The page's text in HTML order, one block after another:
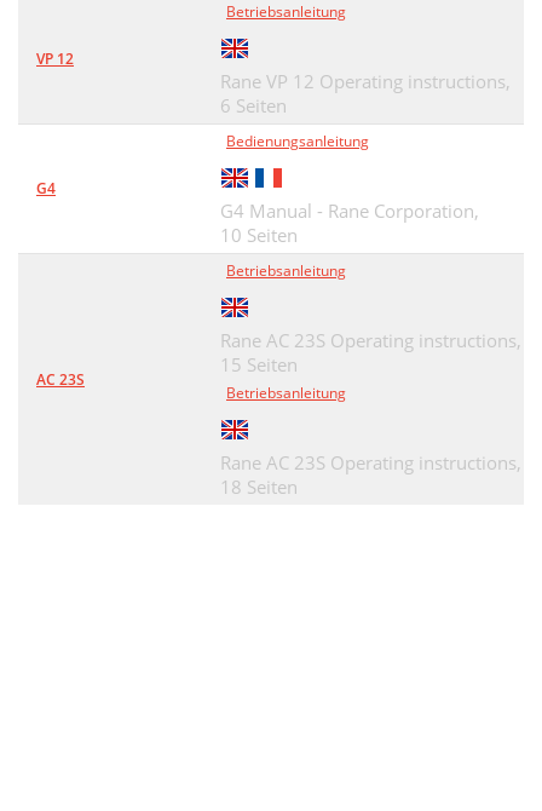
VP 12
Betriebsanleitung
Rane VP 12 Operating instructions,
6 Seiten
G4
Bedienungsanleitung
G4 Manual - Rane Corporation,
10 Seiten
AC 23S
Betriebsanleitung
Rane AC 23S Operating instructions,
15 Seiten
Betriebsanleitung
Rane AC 23S Operating instructions,
18 Seiten